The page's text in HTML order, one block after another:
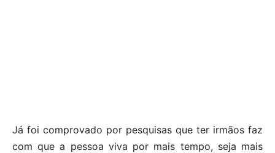
Já foi comprovado por pesquisas que ter irmãos faz
com que a pessoa viva por mais tempo, seja mais